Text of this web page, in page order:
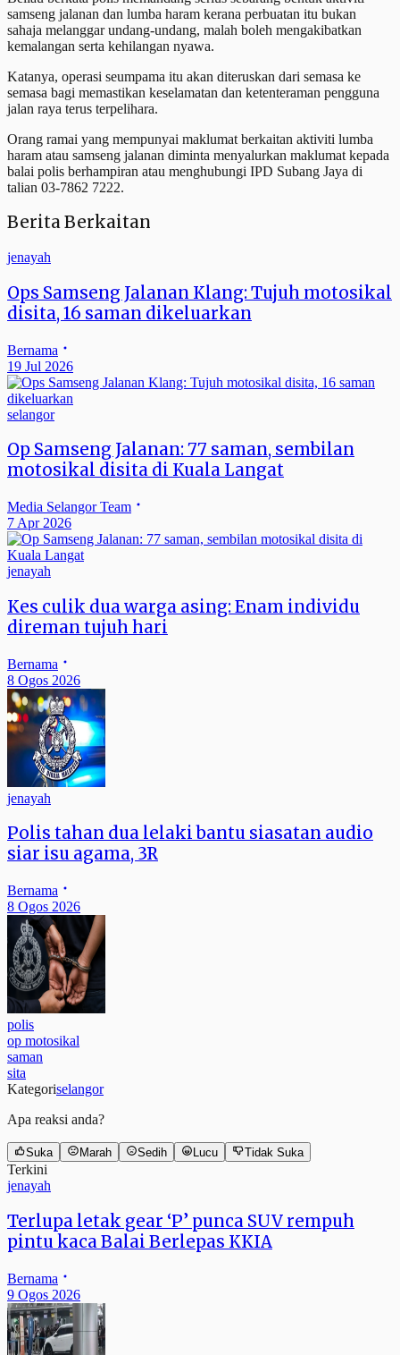
samseng jalanan dan lumba haram kerana perbuatan itu bukan
sahaja melanggar undang-undang, malah boleh mengakibatkan
kemalangan serta kehilangan nyawa.
Katanya, operasi seumpama itu akan diteruskan dari semasa ke
semasa bagi memastikan keselamatan dan ketenteraman pengguna
jalan raya terus terpelihara.
Orang ramai yang mempunyai maklumat berkaitan aktiviti lumba
haram atau samseng jalanan diminta menyalurkan maklumat kepada
balai polis berhampiran atau menghubungi IPD Subang Jaya di
talian 03-7862 7222.
Berita Berkaitan
jenayah
Ops Samseng Jalanan Klang: Tujuh motosikal
disita, 16 saman dikeluarkan
Bernama
19 Jul 2026
selangor
Op Samseng Jalanan: 77 saman, sembilan
motosikal disita di Kuala Langat
Media Selangor Team
7 Apr 2026
jenayah
Kes culik dua warga asing: Enam individu
direman tujuh hari
Bernama
8 Ogos 2026
jenayah
Polis tahan dua lelaki bantu siasatan audio
siar isu agama, 3R
Bernama
8 Ogos 2026
polis
op motosikal
saman
sita
Kategoriselangor
Apa reaksi anda?
Suka Marah Sedih Lucu Tidak Suka
Terkini
jenayah
Terlupa letak gear ‘P’ punca SUV rempuh
pintu kaca Balai Berlepas KKIA
Bernama
9 Ogos 2026